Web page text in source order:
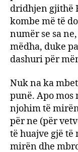
dridhjen gjithë
kombe më të
numër se sa
mëdha, duke
dashuri për
Nuk na ka
punë. Apo mos
njohim të
për ne (për
të huajve gjë të
mirën dhe